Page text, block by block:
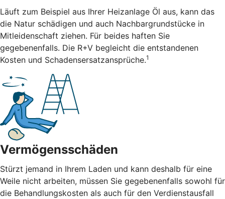
Läuft zum Beispiel aus Ihrer Heizanlage Öl aus, kann das
die Natur schädigen und auch Nachbargrundstücke in
Mitleidenschaft ziehen. Für beides haften Sie
gegebenenfalls. Die R+V begleicht die entstandenen
Kosten und Schadensersatzansprüche.1
Vermögensschäden
Stürzt jemand in Ihrem Laden und kann deshalb für eine
Weile nicht arbeiten, müssen Sie gegebenenfalls sowohl für
die Behandlungskosten als auch für den Verdienstausfall